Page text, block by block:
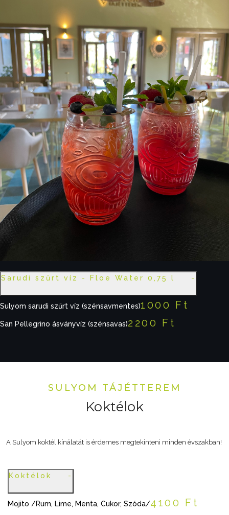
Sarudi szűrt víz - Floe Water 0,75 l
Sulyom sarudi szűrt víz (szénsavmentes)1000 Ft
San Pellegrino ásványvíz (szénsavas)2200 Ft
SULYOM TÁJÉTTEREM
Koktélok
A Sulyom koktél kínálatát is érdemes megtekinteni minden évszakban!
Koktélok
Mojito /Rum, Lime, Menta, Cukor, Szóda/4100 Ft